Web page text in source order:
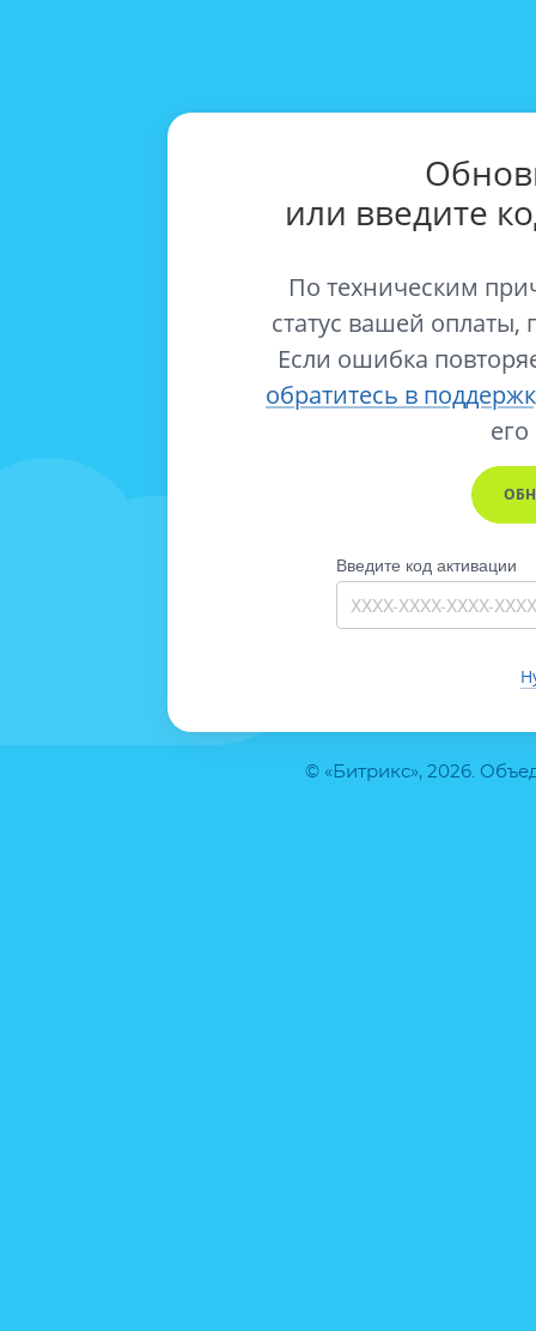
© «Битрикс», 2026.
или введите
По техническим
статус вашей оплаты,
Если ошибка
обратитесь в
его
Введите код активации